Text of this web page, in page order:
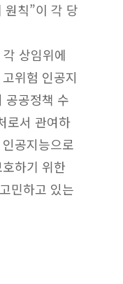
원칙”이 각 당
상임위에
위험 인공지
공공정책 수
로서 관여하
공지능으로
하기 위한
민하고 있는